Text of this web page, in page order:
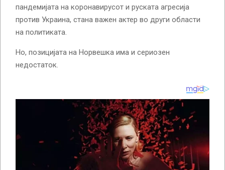
пандемијата на коронавирусот и руската агресија
против Украина, стана важен актер во други области
на политиката.
Но, позицијата на Норвешка има и сериозен
недостаток.